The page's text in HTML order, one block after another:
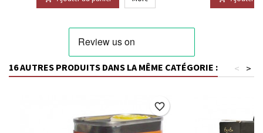
16 AUTRES PRODUITS DANS LA MÊME CATÉGORIE : >
<
favorite_border